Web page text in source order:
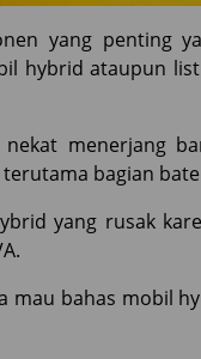
yang penting
hybrid ataupun
menerjang
bagian
yang rusak
mau bahas mobil